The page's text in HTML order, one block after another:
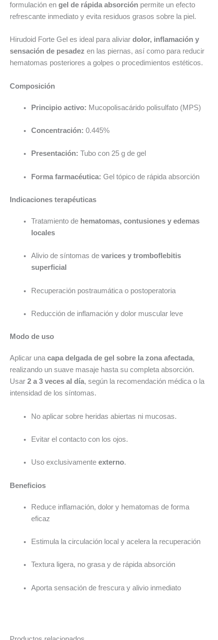
formulación en gel de rápida absorción permite un efecto
refrescante inmediato y evita residuos grasos sobre la piel.
Hirudoid Forte Gel es ideal para aliviar dolor, inflamación y
sensación de pesadez en las piernas, así como para reducir
hematomas posteriores a golpes o procedimientos estéticos.
Composición
Principio activo: Mucopolisacárido polisulfato (MPS)
Concentración: 0.445%
Presentación: Tubo con 25 g de gel
Forma farmacéutica: Gel tópico de rápida absorción
Indicaciones terapéuticas
Tratamiento de hematomas, contusiones y edemas
locales
Alivio de síntomas de varices y tromboflebitis
superficial
Recuperación postraumática o postoperatoria
Reducción de inflamación y dolor muscular leve
Modo de uso
Aplicar unacapa delgada de gel sobre la zona afectada,
realizando un suave masaje hasta su completa absorción.
Usar 2 a 3 veces al día, según la recomendación médica o la
intensidad de los síntomas.
No aplicar sobre heridas abiertas ni mucosas.
Evitar el contacto con los ojos.
Uso exclusivamente externo.
Beneficios
Reduce inflamación, dolor y hematomas de forma
eficaz
Estimula la circulación local y acelera la recuperación
Textura ligera, no grasa y de rápida absorción
Aporta sensación de frescura y alivio inmediato